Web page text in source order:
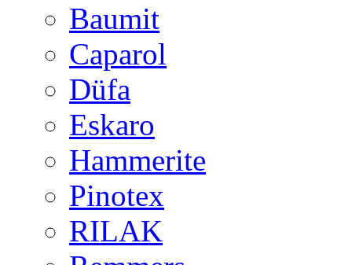
Baumit
Caparol
Düfa
Eskaro
Hammerite
Pinotex
RILAK